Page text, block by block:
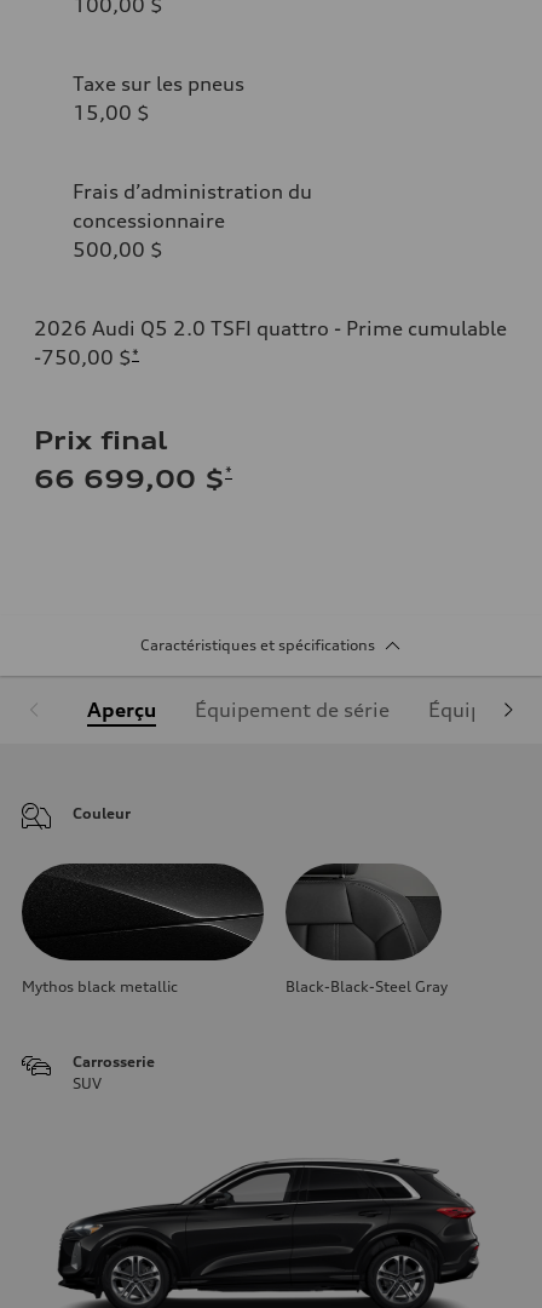
Taxe sur les pneus
15,00 $
Frais d’administration du
concessionnaire
500,00 $
2026 Audi Q5 2.0 TSFI quattro - Prime cumulable
-750,00 $*
Prix final
66 699,00 $*
Caractéristiques et spécifications
Aperçu Équipement de série
Couleur
Mythos black metallic Black-Black-Steel Gray
Carrosserie
SUV